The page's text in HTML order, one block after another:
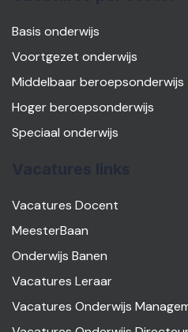
Basis onderwijs
Voortgezet onderwijs
Middelbaar beroepsonderwijs
Hoger beroepsonderwijs
Speciaal onderwijs
Vacatures Docent
MeesterBaan
Onderwijs Banen
Vacatures Leraar
Vacatures Onderwijs